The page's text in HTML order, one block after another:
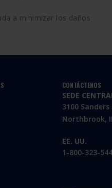
a minimizar los daños
CONTÁCTENOS
SEDE
3100
Northbrook,
EE. UU.
1-800-323-